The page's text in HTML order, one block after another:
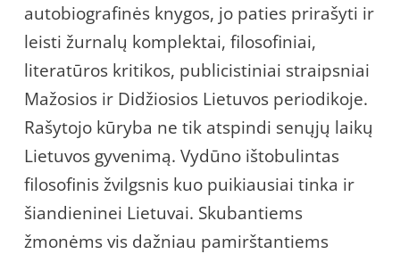
autobiografinės knygos, jo paties prirašyti ir
leisti žurnalų komplektai, filosofiniai,
literatūros kritikos, publicistiniai straipsniai
Mažosios ir Didžiosios Lietuvos periodikoje.
Rašytojo kūryba ne tik atspindi senųjų laikų
Lietuvos gyvenimą. Vydūno ištobulintas
filosofinis žvilgsnis kuo puikiausiai tinka ir
šiandieninei Lietuvai. Skubantiems
žmonėms vis dažniau pamirštantiems